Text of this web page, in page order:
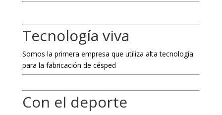
Tecnología viva
Somos la primera empresa que utiliza alta tecnología
para la fabricación de césped
Con el deporte